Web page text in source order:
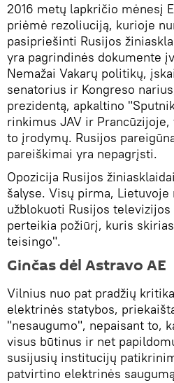
2016 metų lapkričio mėnesį
priėmė rezoliuciją, kurioje
pasipriešinti Rusijos
yra pagrindinės dokumente
Nemažai Vakarų politikų,
senatorius ir Kongreso
prezidentą, apkaltino
rinkimus JAV ir
to įrodymų. Rusijos
pareiškimai yra nepagrįsti.
Opozicija Rusijos
šalyse. Visų pirma,
užblokuoti Rusijos
perteikia požiūrį, kuris
teisingo".
Ginčas dėl Astravo AE
Vilnius nuo pat pradžių
elektrinės statybos,
"nesaugumo", nepaisant to,
visus būtinus ir net
susijusių institucijų
patvirtino elektrinės